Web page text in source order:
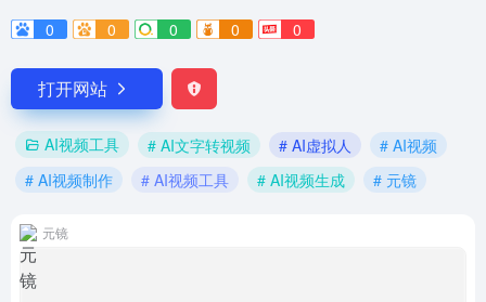
0
0 0 0 0
打开网站
AI视频工具 # AI文字转视频 # AI虚拟人
# AI视频
# AI视频制作
# AI视频工具 # AI视频生成 # 元镜
元镜